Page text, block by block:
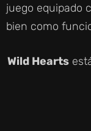
juego equipado
bien como
Wild Hearts